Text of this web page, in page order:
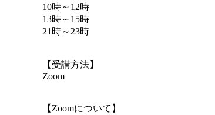
10時～12時
13時～15時
21時～23時
【受講方法】
Zoom
【Zoomについて】